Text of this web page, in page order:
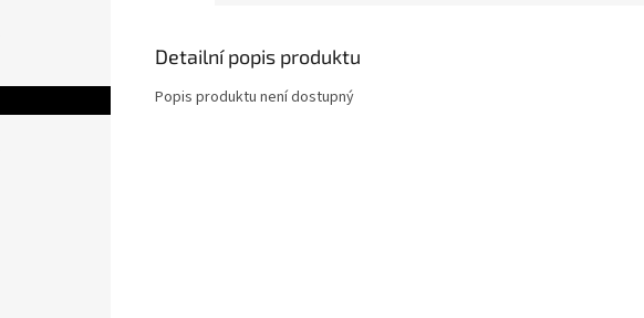
Detailní popis produktu
Popis produktu není dostupný